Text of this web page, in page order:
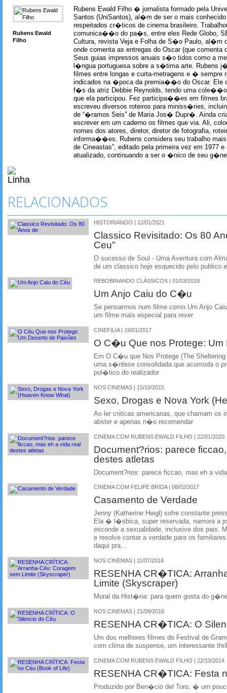
Rubens Ewald
Filho
Rubens Ewald Filho � jornalista formado pela
Santos (UniSantos), al�m de ser o mais
respeitados cr�ticos de cinema brasileiro.
comunica��o do pa�s, entre eles Rede Globo,
Cultura, revista Veja e Folha de S�o Paulo, al�m
onde comenta as entregas do Oscar (que comenta
Seus guias impressos anuais s�o tidos como a
l�ngua portuguesa sobre a s�tima arte. Rubens
filmes entre longas e curta-metragens e � sempre
indicados na �poca da premia��o do Oscar. Ele
f�s da atriz Debbie Reynolds, tendo uma
que ela participou. Fez participa��es em filmes
escreveu diversos roteiros para miniss�ries,
de “�ramos Seis” de Maria Jos� Dupr�. Ainda
escrever em um caderno os filmes que via. Ali,
nomes dos atores, diretor, diretor de fotografia,
informa��es. Rubens considera seu trabalho
de Cineastas”, editado pela primeira vez em 1977 e
atualizado, continuando a ser o �nico de seu
RELACIONADOS
HISTORIANDO | 12/01/2021
Classico Revisitado: Os 80
Ceu"
O sucesso de Soul - Uma Aventura com
de um classico hoje esquecido pelo publico
REBOBINANDO CLÁSSICOS | 01/03/2018
Um Anjo Caiu do C�u
Se pensarmos num filme como Um Anjo
um filme mais especial para rever
CINEFILIA | 19/01/2017
O C�u Que nos Protege:
Em O C�u que Nos Protege (The
uma s�ntese consolidada que acomoda o
pol�tico do realizador
NOS CINEMAS | 15/10/2015
Sexo, Drogas e Nova York
Ao ler criticas americanas, que chamam
abster e apenas n�o recomendar
CINEMA COM RUBENS EWALD FILHO | 22/01/2020
Document?rios: parece
destes atletas
Document?rios: parece ficcao, mas eh a
CINEMA COM FELIPE BRIDA | 08/02/2017
Casamento de Verdade
Jenny (Katherine Heigl) sofre constante
Ela � l�sbica, super reservada, namora a
esconde a sexualidade, inclusive dos pais.
e resolve contar a verdade para os
daqui pra...
NOS CINEMAS | 11/07/2018
RESENHA CR�TICA:
Limite (Skyscraper)
Moral da Hist�ria: para quem gosta do
NOS CINEMAS | 21/09/2016
RESENHA CR�TICA: O
Um dos melhores filmes do Festival de
com clima de suspense, um interessante
CINEMA COM RUBENS EWALD FILHO | 22/10/2014
RESENHA CR�TICA: Festa
Produzido por Ben�cio del Toro, � um